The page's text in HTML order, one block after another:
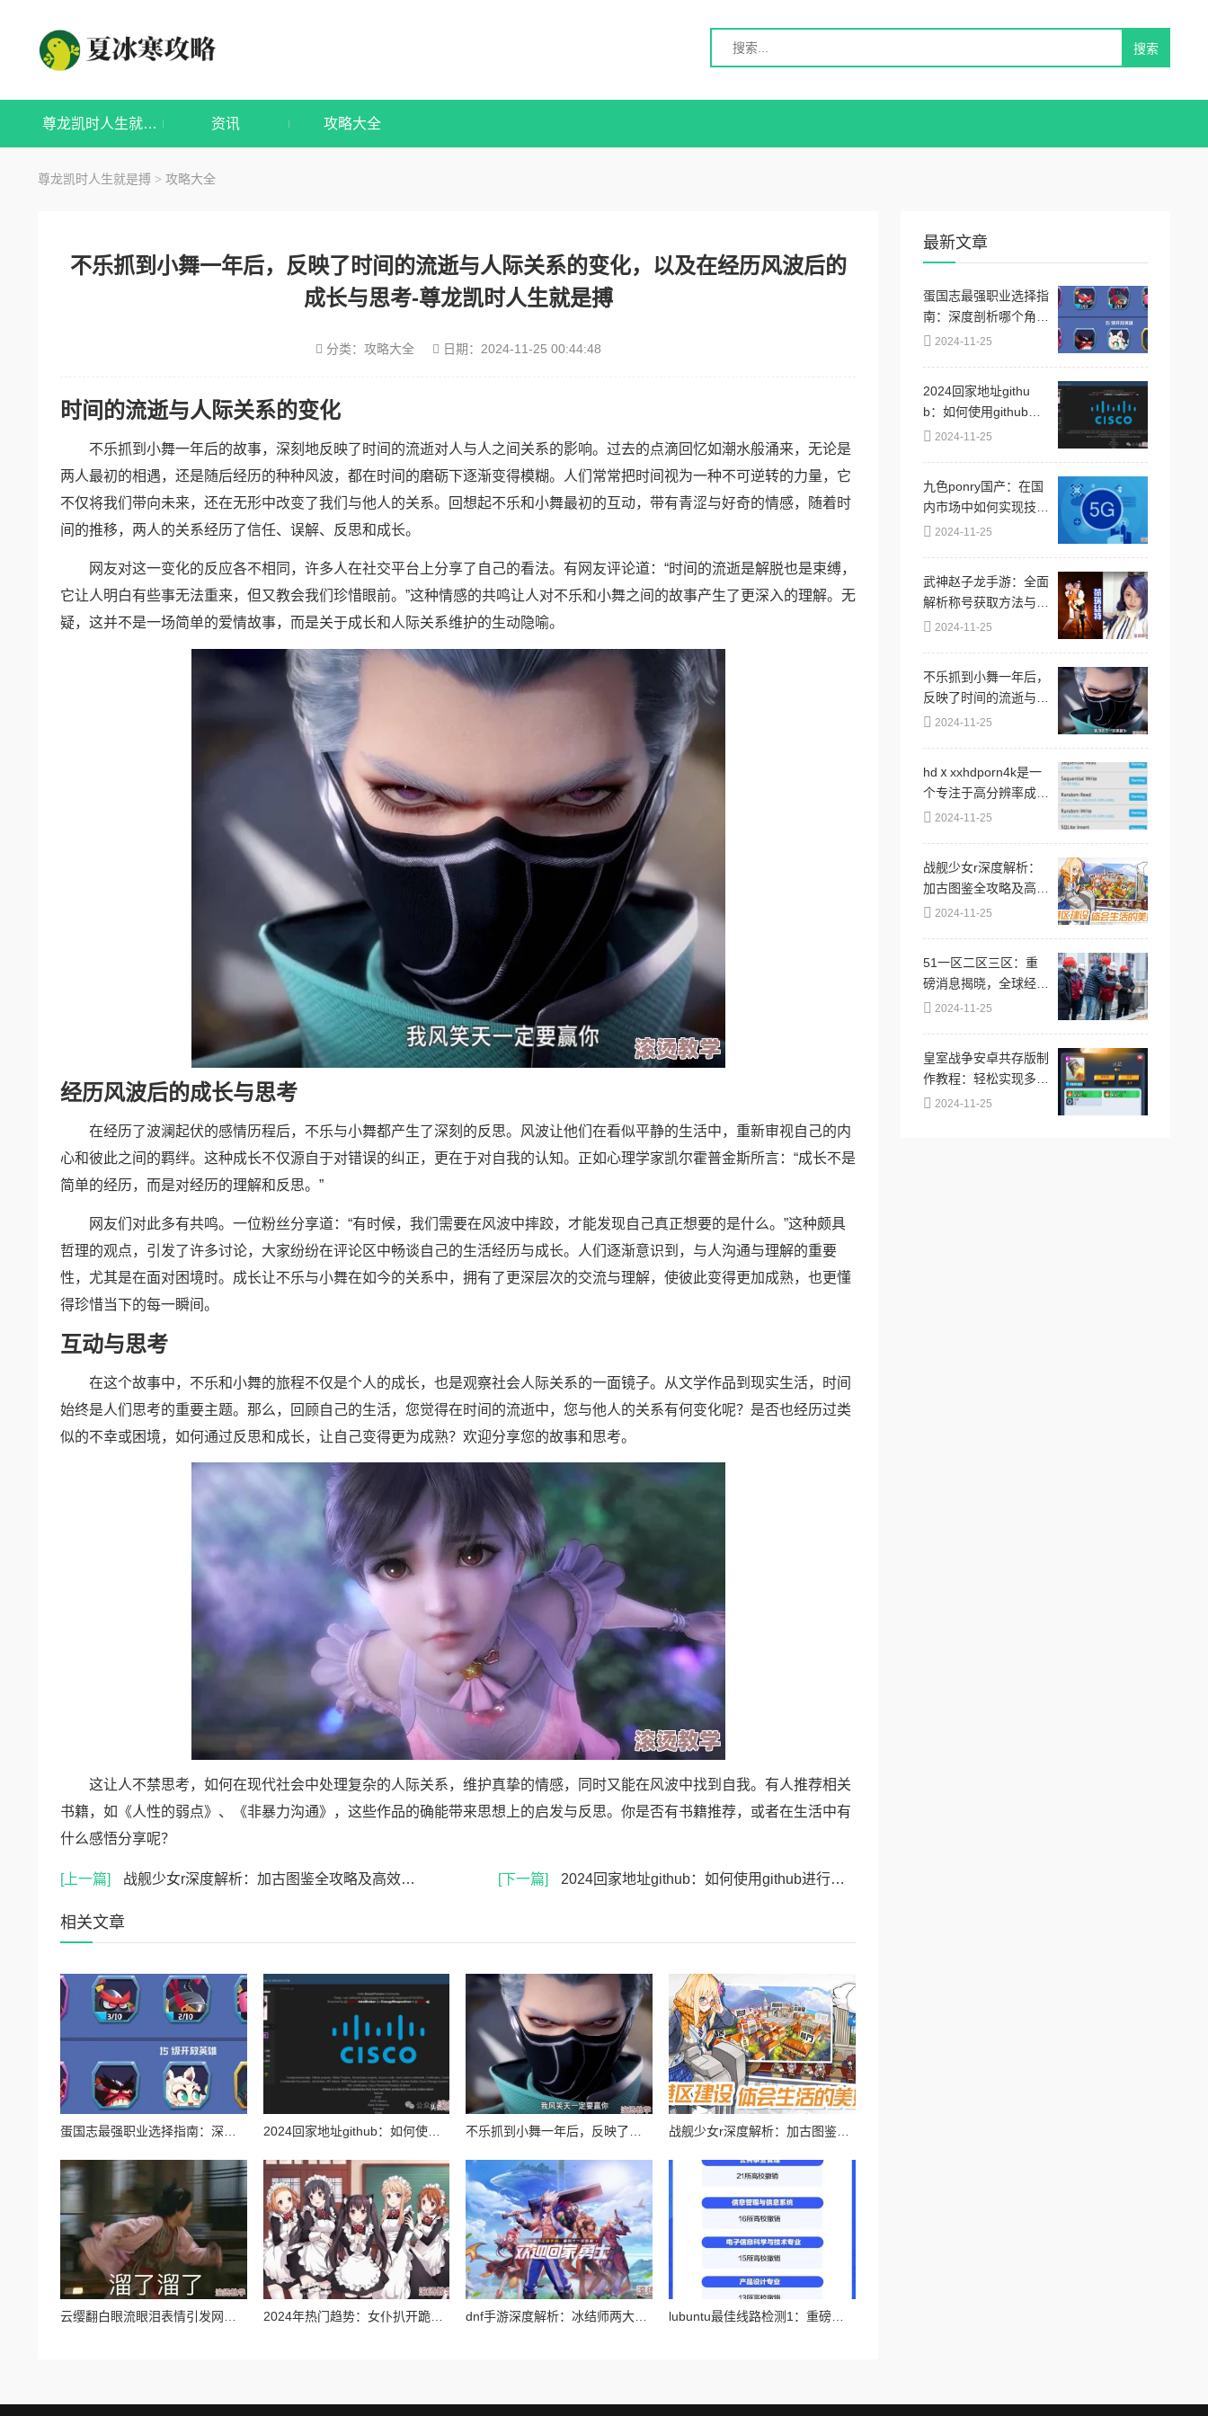
尊龙凯时人生就是搏 资讯 攻略大全
尊龙凯时人生就是搏 > 攻略大全
不乐抓到小舞一年后，反映了时间的流逝与人际关系的变化，以及在经历风波后的
成长与思考-尊龙凯时人生就是搏
分类： 攻略大全 日期： 2024-11-25 00:44:48
时间的流逝与人际关系的变化
不乐抓到小舞一年后的故事，深刻地反映了时间的流逝对人与人之间关系的影响。过去的点滴回忆如潮水般涌来，无论是
两人最初的相遇，还是随后经历的种种风波，都在时间的磨砺下逐渐变得模糊。人们常常把时间视为一种不可逆转的力量，它
不仅将我们带向未来，还在无形中改变了我们与他人的关系。回想起不乐和小舞最初的互动，带有青涩与好奇的情感，随着时
间的推移，两人的关系经历了信任、误解、反思和成长。
网友对这一变化的反应各不相同，许多人在社交平台上分享了自己的看法。有网友评论道：“时间的流逝是解脱也是束缚，
它让人明白有些事无法重来，但又教会我们珍惜眼前。”这种情感的共鸣让人对不乐和小舞之间的故事产生了更深入的理解。无
疑，这并不是一场简单的爱情故事，而是关于成长和人际关系维护的生动隐喻。
经历风波后的成长与思考
在经历了波澜起伏的感情历程后，不乐与小舞都产生了深刻的反思。风波让他们在看似平静的生活中，重新审视自己的内
心和彼此之间的羁绊。这种成长不仅源自于对错误的纠正，更在于对自我的认知。正如心理学家凯尔霍普金斯所言：“成长不是
简单的经历，而是对经历的理解和反思。”
网友们对此多有共鸣。一位粉丝分享道：“有时候，我们需要在风波中摔跤，才能发现自己真正想要的是什么。”这种颇具
哲理的观点，引发了许多讨论，大家纷纷在评论区中畅谈自己的生活经历与成长。人们逐渐意识到，与人沟通与理解的重要
性，尤其是在面对困境时。成长让不乐与小舞在如今的关系中，拥有了更深层次的交流与理解，使彼此变得更加成熟，也更懂
得珍惜当下的每一瞬间。
互动与思考
在这个故事中，不乐和小舞的旅程不仅是个人的成长，也是观察社会人际关系的一面镜子。从文学作品到现实生活，时间
始终是人们思考的重要主题。那么，回顾自己的生活，您觉得在时间的流逝中，您与他人的关系有何变化呢？是否也经历过类
似的不幸或困境，如何通过反思和成长，让自己变得更为成熟？欢迎分享您的故事和思考。
这让人不禁思考，如何在现代社会中处理复杂的人际关系，维护真挚的情感，同时又能在风波中找到自我。有人推荐相关
书籍，如《人性的弱点》、《非暴力沟通》，这些作品的确能带来思想上的启发与反思。你是否有书籍推荐，或者在生活中有
什么感悟分享呢？
[上一篇] 战舰少女r深度解析：加古图鉴全攻略及高效建造公式揭秘 [下一篇] 2024回家地址github：如何使用github进行高效的代码管理与协作开发技巧详解
相关文章
2024回家地址github：如何使用github进行高效的代码管理与协作开发技巧详解
云缨翻白眼流眼泪表情引发网友热议，背后隐藏的情感故事让人心疼不已，究竟发生了什么？ 2024年热门趋势：女仆扒开跪着让客人玩图片，展现新一季的时尚与服务理念 dnf手游深度解析：冰结师两大高效连招技巧与实战应用指南 lubuntu最佳线路检测1：重磅消息揭示全新技术突破，提升网络稳定性与速度的革命性进展！
最新文章
蛋国志最强职业选择指
南：深度剖析哪个角色
最厉害及玩法推荐
2024-11-25
2024回家地址githu
b：如何使用github进
行高效的代码管理与协
2024-11-25
九色ponry国产：在国
内市场中如何实现技术
突破与品牌价值的双重
2024-11-25
武神赵子龙手游：全面
解析称号获取方法与技
巧大全
2024-11-25
不乐抓到小舞一年后，
反映了时间的流逝与人
际关系的变化，以及在
2024-11-25
hdⅹxxhdporn4k是一
个专注于高分辨率成人
内容的平台，提供丰富
和偏好
2024-11-25
战舰少女r深度解析：
加古图鉴全攻略及高效
建造公式揭秘
2024-11-25
51一区二区三区：重
磅消息揭晓，全球经济
新趋势引发市场震荡，
2024-11-25
皇室战争安卓共存版制
作教程：轻松实现多账
号切换，换号更方便快
2024-11-25